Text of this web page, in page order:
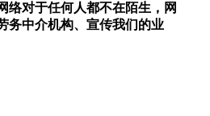
络对于任何人都不在陌生，网
务中介机构、宣传我们的业